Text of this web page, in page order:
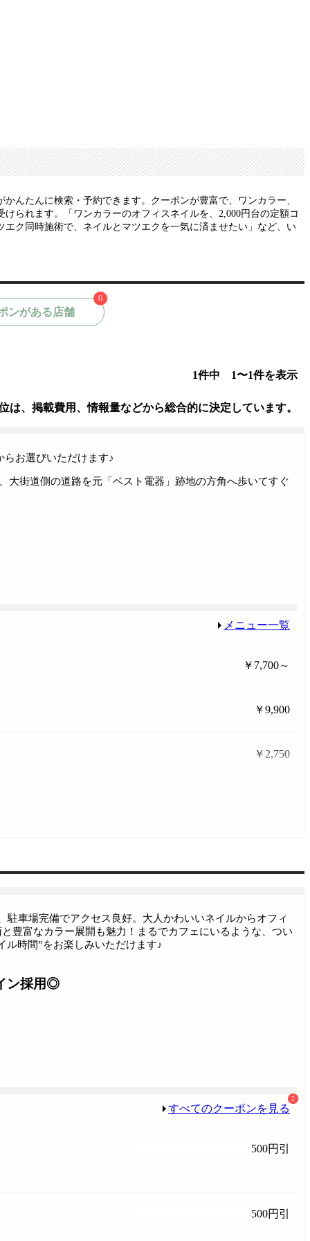
んたんに検索・予約できます。クーポンが豊富で、ワンカラー、
られます。「ワンカラーのオフィスネイルを、2,000円台の定額コ
ク同時施術で、ネイルとマツエクを一気に済ませたい」など、い
ンがある店舗
0
1件中 1〜1件を表示
は、掲載費用、情報量などから総合的に決定しています。
お選びいただけます♪
大街道側の道路を元「ベスト電器」跡地の方角へ歩いてすぐ
メニュー一覧
￥7,700～
￥9,900
￥2,750
ン採用◎
車場完備でアクセス良好。大人かわいいネイルからオフィ
豊富なカラー展開も魅力！まるでカフェにいるような、つい
時間”をお楽しみいただけます♪
すべてのクーポンを見る
2
500円引
500円引